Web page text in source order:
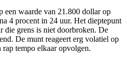
een waarde van 21.800 dollar op
4 procent in 24 uur. Het dieptepunt
die grens is niet doorbroken. De
De munt reageert erg volatiel op
tempo elkaar opvolgen.